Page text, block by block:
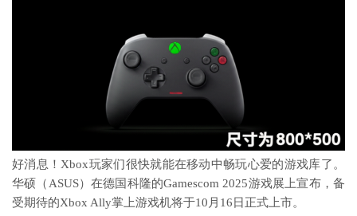
好消息！Xbox玩家们很快就能在移动中畅玩心爱的游戏库了。
华硕（ASUS）在德国科隆的Gamescom 2025游戏展上宣布，备
受期待的Xbox Ally掌上游戏机将于10月16日正式上市。